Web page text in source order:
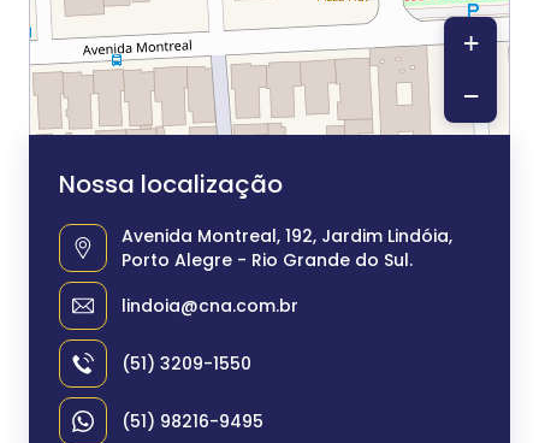
Nossa localização
Avenida Montreal, 192, Jardim Lindóia,
Porto Alegre - Rio Grande do Sul.
lindoia@cna.com.br
(51) 3209-1550
(51) 98216-9495
+
−